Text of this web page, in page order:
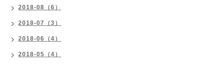
2018-08（6）
2018-07（3）
2018-06（4）
2018-05（4）